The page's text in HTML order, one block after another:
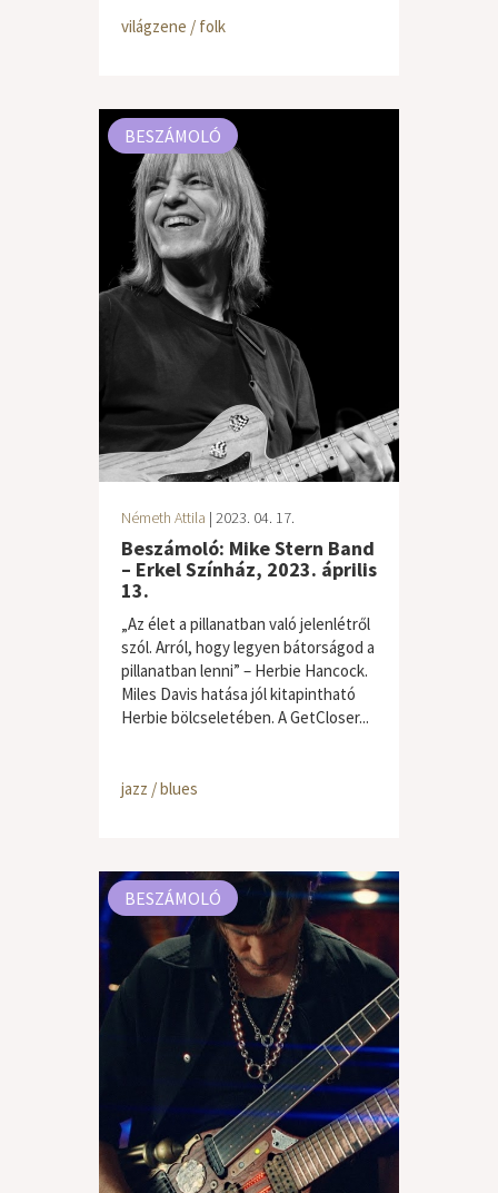
világzene / folk
BESZÁMOLÓ
Németh Attila | 2023. 04. 17.
Beszámoló: Mike Stern Band
– Erkel Színház, 2023. április
13.
„Az élet a pillanatban való jelenlétről
szól. Arról, hogy legyen bátorságod a
pillanatban lenni” – Herbie Hancock.
Miles Davis hatása jól kitapintható
Herbie bölcseletében. A GetCloser...
jazz / blues
BESZÁMOLÓ